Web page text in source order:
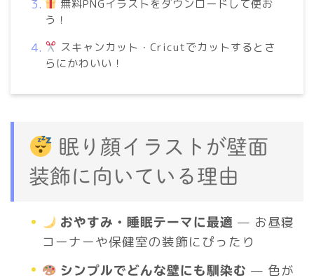
無料PNGイラストをダウンロードして使お
う！
スキャンカット・Cricutでカットするとさ
らにかわいい！
眠り顔イラストが壁面
装飾に向いている理由
おやすみ・睡眠テーマに最適 — お昼寝
コーナーや保健室の装飾にぴったり
シンプルでどんな壁にも馴染む — 色が